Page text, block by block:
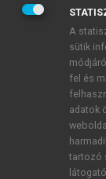
ÚJ
1 óra
E-MAIL-CÍM
A
sütik
fel és
adatok
tartozó